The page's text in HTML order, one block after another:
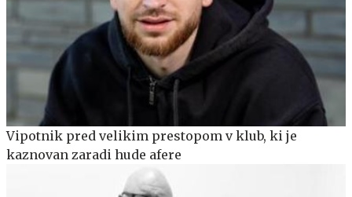
Vipotnik pred velikim prestopom v klub, ki je
kaznovan zaradi hude afere